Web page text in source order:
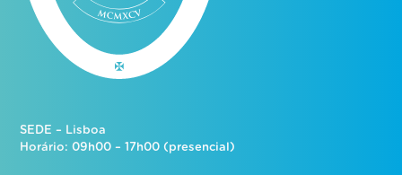
SEDE – Lisboa
Horário: 09h00 – 17h00 (presencial)